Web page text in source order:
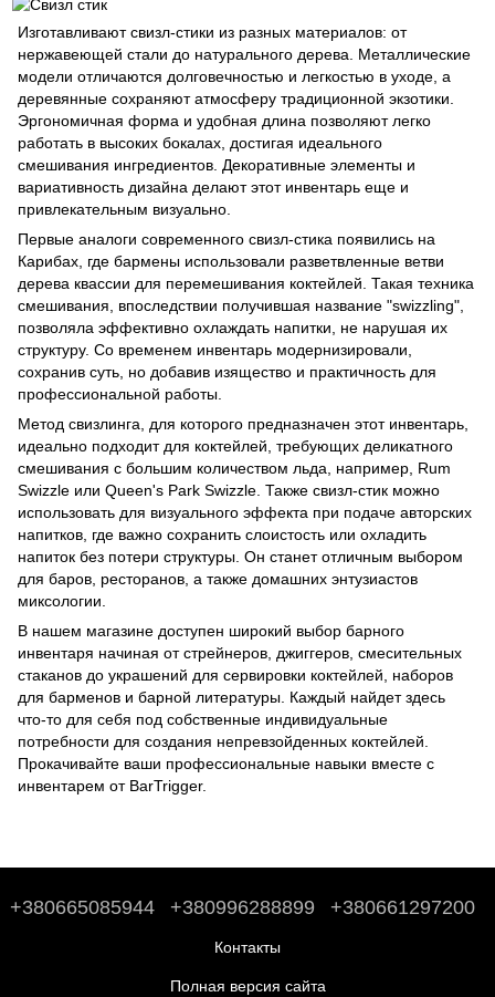
Изготавливают свизл-стики из разных материалов: от
нержавеющей стали до натурального дерева. Металлические
модели отличаются долговечностью и легкостью в уходе, а
деревянные сохраняют атмосферу традиционной экзотики.
Эргономичная форма и удобная длина позволяют легко
работать в высоких бокалах, достигая идеального
смешивания ингредиентов. Декоративные элементы и
вариативность дизайна делают этот инвентарь еще и
привлекательным визуально.
Первые аналоги современного свизл-стика появились на
Карибах, где бармены использовали разветвленные ветви
дерева квассии для перемешивания коктейлей. Такая техника
смешивания, впоследствии получившая название "swizzling",
позволяла эффективно охлаждать напитки, не нарушая их
структуру. Со временем инвентарь модернизировали,
сохранив суть, но добавив изящество и практичность для
профессиональной работы.
Метод свизлинга, для которого предназначен этот инвентарь,
идеально подходит для коктейлей, требующих деликатного
смешивания с большим количеством льда, например, Rum
Swizzle или Queen's Park Swizzle. Также свизл-стик можно
использовать для визуального эффекта при подаче авторских
напитков, где важно сохранить слоистость или охладить
напиток без потери структуры. Он станет отличным выбором
для баров, ресторанов, а также домашних энтузиастов
миксологии.
В нашем магазине доступен широкий выбор барного
инвентаря начиная от стрейнеров, джиггеров, смесительных
стаканов до украшений для сервировки коктейлей, наборов
для барменов и барной литературы. Каждый найдет здесь
что-то для себя под собственные индивидуальные
потребности для создания непревзойденных коктейлей.
Прокачивайте ваши профессиональные навыки вместе с
инвентарем от BarTrigger.
+380665085944 +380996288899 +380661297200
Контакты
Полная версия сайта